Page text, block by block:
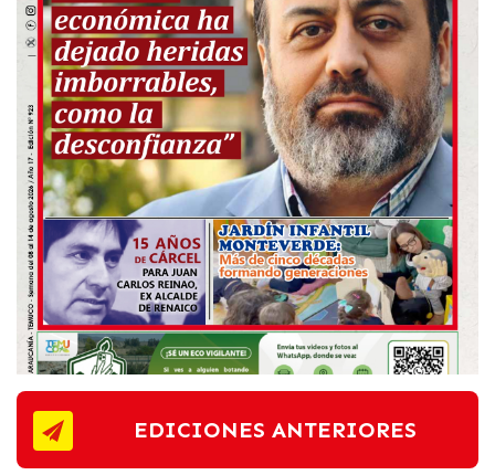
EDICIONES ANTERIORES